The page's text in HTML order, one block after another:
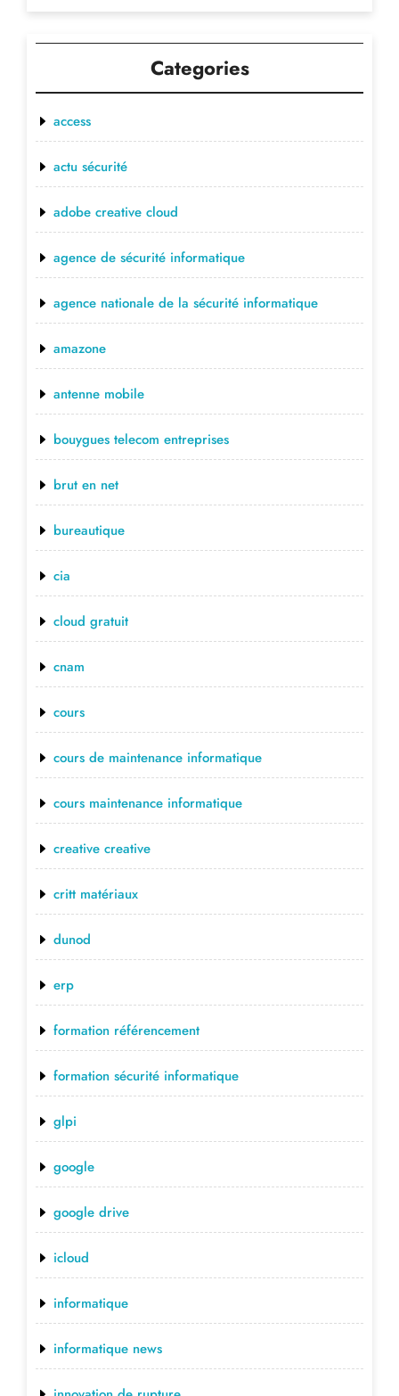
Categories
access
actu sécurité
adobe creative cloud
agence de sécurité informatique
agence nationale de la sécurité informatique
amazone
antenne mobile
bouygues telecom entreprises
brut en net
bureautique
cia
cloud gratuit
cnam
cours
cours de maintenance informatique
cours maintenance informatique
creative creative
critt matériaux
dunod
erp
formation référencement
formation sécurité informatique
glpi
google
google drive
icloud
informatique
informatique news